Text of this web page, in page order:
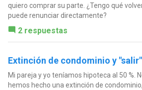
quiero comprar su parte. ¿Tengo qué
puede renunciar directamente?
2 respuestas
Extinción de condominio y
Mi pareja y yo teníamos hipoteca al 50 %.
hemos hecho una extinción de